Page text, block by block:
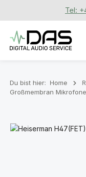
Zum Hauptinhalt Tel:
Du bist hier: Home
Großmembran Mikrofone
Bildergalerie